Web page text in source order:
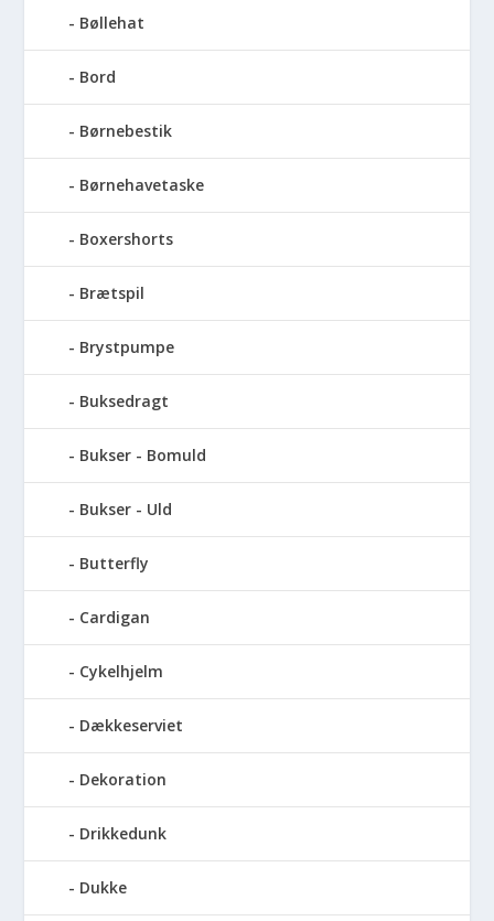
Bøllehat
Bord
Børnebestik
Børnehavetaske
Boxershorts
Brætspil
Brystpumpe
Buksedragt
Bukser - Bomuld
Bukser - Uld
Butterfly
Cardigan
Cykelhjelm
Dækkeserviet
Dekoration
Drikkedunk
Dukke